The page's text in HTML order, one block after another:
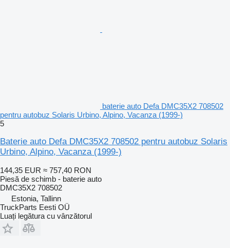
baterie auto Defa DMC35X2 708502
pentru autobuz Solaris Urbino, Alpino, Vacanza (1999-)
5
Baterie auto Defa DMC35X2 708502 pentru autobuz Solaris
Urbino, Alpino, Vacanza (1999-)
144,35 EUR ≈ 757,40 RON
Piesă de schimb - baterie auto
DMC35X2 708502
Estonia, Tallinn
TruckParts Eesti OÜ
Luați legătura cu vânzătorul